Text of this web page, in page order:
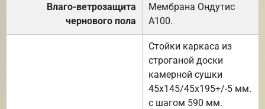
Влаго-ветрозащита
чернового пола
Мембрана Ондутис
А100.
Стойки каркаса из
строганой доски
камерной сушки
45х145/45х195+/-5 мм.
с шагом 590 мм.